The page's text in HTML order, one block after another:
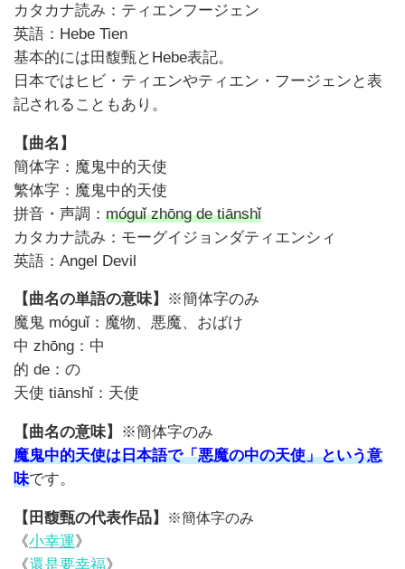
カタカナ読み：ティエンフージェン
英語：Hebe Tien
基本的には田馥甄とHebe表記。
日本ではヒビ・ティエンやティエン・フージェンと表
記されることもあり。
【曲名】
簡体字：魔鬼中的天使
繁体字：魔鬼中的天使
拼音・声調： móguǐ zhōng de tiānshǐ
カタカナ読み：モーグイジョンダティエンシィ
英語：Angel Devil
【曲名の単語の意味】 ※簡体字のみ
魔鬼 móguǐ：魔物、悪魔、おばけ
中 zhōng：中
的 de：の
天使 tiānshǐ：天使
【曲名の意味】 ※簡体字のみ
魔鬼中的天使は日本語で「悪魔の中の天使」という意
味です。
【田馥甄の代表作品】 ※簡体字のみ
《小幸運》
《還是要幸福》